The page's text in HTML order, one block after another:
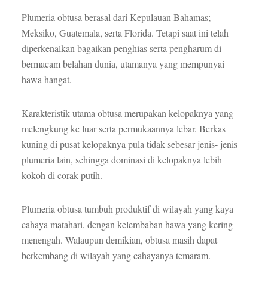
Plumeria obtusa berasal dari Kepulauan Bahamas;
Meksiko, Guatemala, serta Florida. Tetapi saat ini telah
diperkenalkan bagaikan penghias serta pengharum di
bermacam belahan dunia, utamanya yang mempunyai
hawa hangat.
Karakteristik utama obtusa merupakan kelopaknya yang
melengkung ke luar serta permukaannya lebar. Berkas
kuning di pusat kelopaknya pula tidak sebesar jenis- jenis
plumeria lain, sehingga dominasi di kelopaknya lebih
kokoh di corak putih.
Plumeria obtusa tumbuh produktif di wilayah yang kaya
cahaya matahari, dengan kelembaban hawa yang kering
menengah. Walaupun demikian, obtusa masih dapat
berkembang di wilayah yang cahayanya temaram.